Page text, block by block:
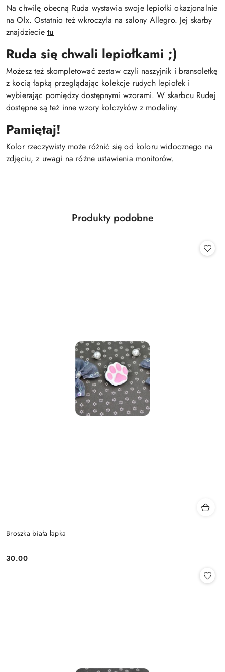
Na chwilę obecną Ruda wystawia swoje lepiołki okazjonalnie
na Olx. Ostatnio też wkroczyła na salony Allegro. Jej skarby
znajdziecie tu
Ruda się chwali lepiołkami ;)
Możesz też skompletować zestaw czyli naszyjnik i bransoletkę
z kocią łapką przeglądając kolekcje rudych lepiołek i
wybierając pomiędzy dostępnymi wzorami. W skarbcu Rudej
dostępne są też inne wzory kolczyków z modeliny.
Pamiętaj!
Kolor rzeczywisty może różnić się od koloru widocznego na
zdjęciu, z uwagi na różne ustawienia monitorów.
Pomiń karuzelę produktów
Produkty
Produkty podobne
Broszka biała łapka
Cena:
30.00